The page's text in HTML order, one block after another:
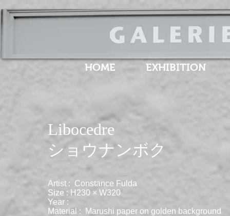
HOME EXHIBITION
Libocedre
​ショウナンボク
Artist : Constance Fulda
Size : H230 × W320
Year :
Material : Marushi paper on golden background